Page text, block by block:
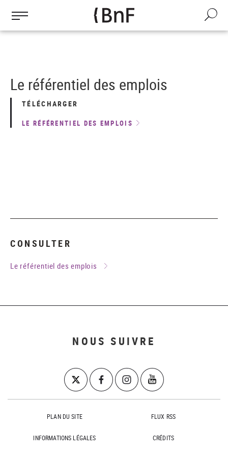
contenu
Le référentiel des emplois
TÉLÉCHARGER
LE RÉFÉRENTIEL DES EMPLOIS
CONSULTER
Le référentiel des emplois
NOUS SUIVRE
PLAN DU SITE FLUX RSS
INFORMATIONS LÉGALES CRÉDITS